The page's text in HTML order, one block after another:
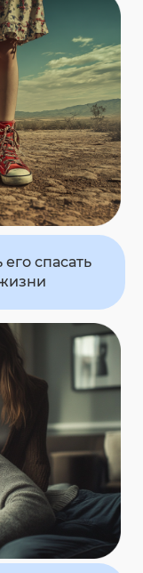
спасать